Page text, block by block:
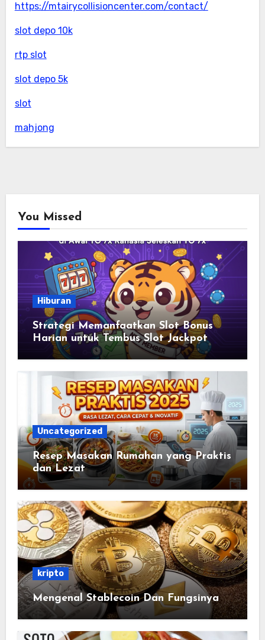
https://mtairycollisioncenter.com/contact/
slot depo 10k
rtp slot
slot depo 5k
slot
mahjong
You Missed
Hiburan
Strategi Memanfaatkan Slot Bonus
Harian untuk Tembus Slot Jackpot
Uncategorized
Resep Masakan Rumahan yang Praktis
dan Lezat
kripto
Mengenal Stablecoin Dan Fungsinya